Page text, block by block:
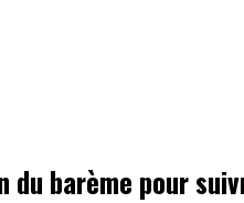
du barème pour